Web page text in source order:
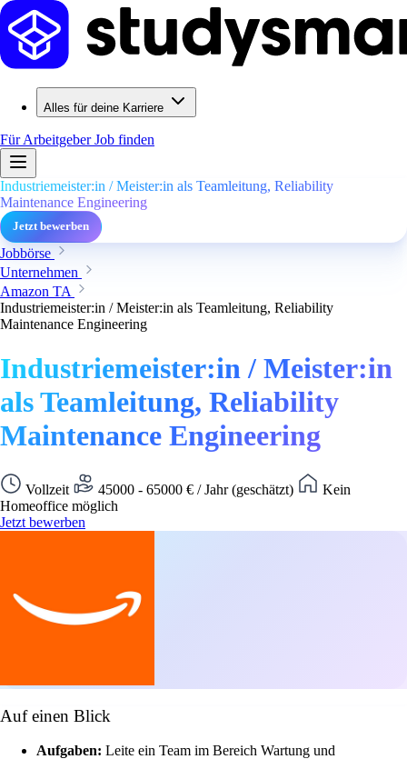
Alles für deine Karriere
Für ArbeitgeberJob finden
Industriemeister:in / Meister:in als Teamleitung, Reliability
Maintenance Engineering
Jetzt bewerben
Jobbörse
Unternehmen
Amazon TA
Industriemeister:in / Meister:in als Teamleitung, Reliability
Maintenance Engineering
Industriemeister:in / Meister:in
als Teamleitung, Reliability
Maintenance Engineering
Vollzeit 45000 - 65000 € / Jahr (geschätzt)
Kein
Homeoffice möglich
Jetzt bewerben
Auf einen Blick
Aufgaben: Leite ein Team im Bereich Wartung und